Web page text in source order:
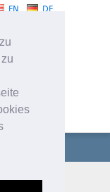
DE
EN